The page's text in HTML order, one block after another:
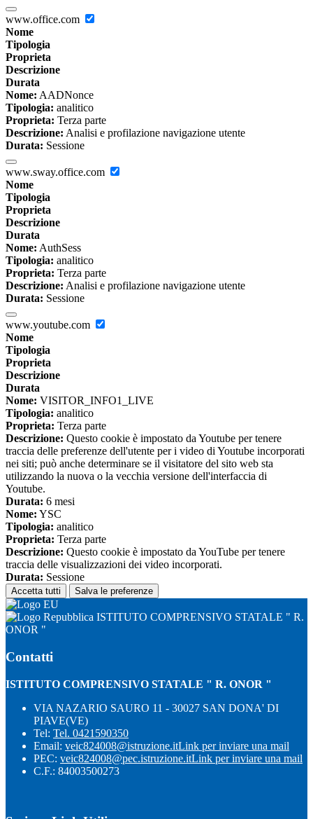
www.office.com
Nome
Tipologia
Proprieta
Descrizione
Durata
Nome: AADNonce
Tipologia: analitico
Proprieta: Terza parte
Descrizione: Analisi e profilazione navigazione utente
Durata: Sessione
www.sway.office.com
Nome
Tipologia
Proprieta
Descrizione
Durata
Nome: AuthSess
Tipologia: analitico
Proprieta: Terza parte
Descrizione: Analisi e profilazione navigazione utente
Durata: Sessione
www.youtube.com
Nome
Tipologia
Proprieta
Descrizione
Durata
Nome: VISITOR_INFO1_LIVE
Tipologia: analitico
Proprieta: Terza parte
Descrizione: Questo cookie è impostato da Youtube per tenere
traccia delle preferenze dell'utente per i video di Youtube incorporati
nei siti; può anche determinare se il visitatore del sito web sta
utilizzando la nuova o la vecchia versione dell'interfaccia di
Youtube.
Durata: 6 mesi
Nome: YSC
Tipologia: analitico
Proprieta: Terza parte
Descrizione: Questo cookie è impostato da YouTube per tenere
traccia delle visualizzazioni dei video incorporati.
Durata: Sessione
Accetta tutti Salva le preferenze
ISTITUTO COMPRENSIVO STATALE " R.
ONOR "
Contatti
ISTITUTO COMPRENSIVO STATALE " R. ONOR "
VIA NAZARIO SAURO 11 - 30027 SAN DONA' DI
PIAVE(VE)
Tel: Tel. 0421590350
Email: veic824008@istruzione.itLink per inviare una mail
PEC: veic824008@pec.istruzione.itLink per inviare una mail
C.F.: 84003500273